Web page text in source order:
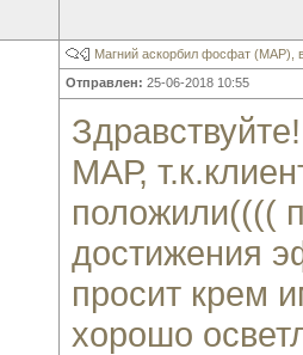
Магний аскорбил фосфат (МАР),
Отправлен: 25-06-2018 10:55
МАР,
положили((((
достижения
просит крем
хорошо